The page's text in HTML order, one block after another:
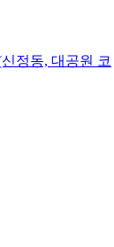
정동, 대공원 코